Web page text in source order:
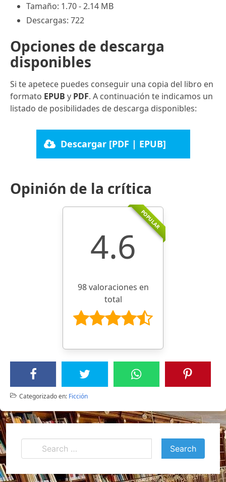
Tamaño: 1.70 - 2.14 MB
Descargas: 722
Opciones de descarga
disponibles
Si te apetece puedes conseguir una copia del libro en
formato EPUB y PDF. A continuación te indicamos un
listado de posibilidades de descarga disponibles:
Descargar [PDF | EPUB]
Opinión de la crítica
POPULAR
4.6
98 valoraciones en
total
Categorizado en: Ficción